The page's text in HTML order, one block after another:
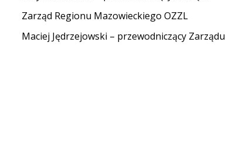
Zarząd Regionu Mazowieckiego OZZL
Maciej Jędrzejowski – przewodniczący Zarządu